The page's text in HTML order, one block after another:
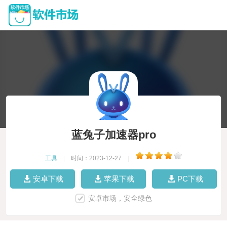
蓝兔子加速器pro
工具 时间：2023-12-27
安卓下载 苹果下载 PC下载
安卓市场，安全绿色